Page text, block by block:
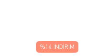
%14 İNDIRIM